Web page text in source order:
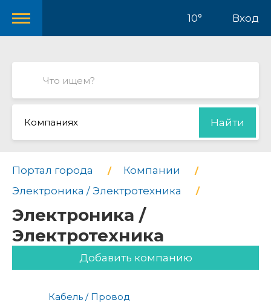
10° Вход
Компаниях Найти
Портал города
Компании
Электроника / Электротехника
Электроника /
Электротехника
Добавить компанию
Кабель / Провод